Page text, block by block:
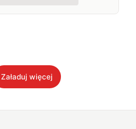
Załaduj więcej